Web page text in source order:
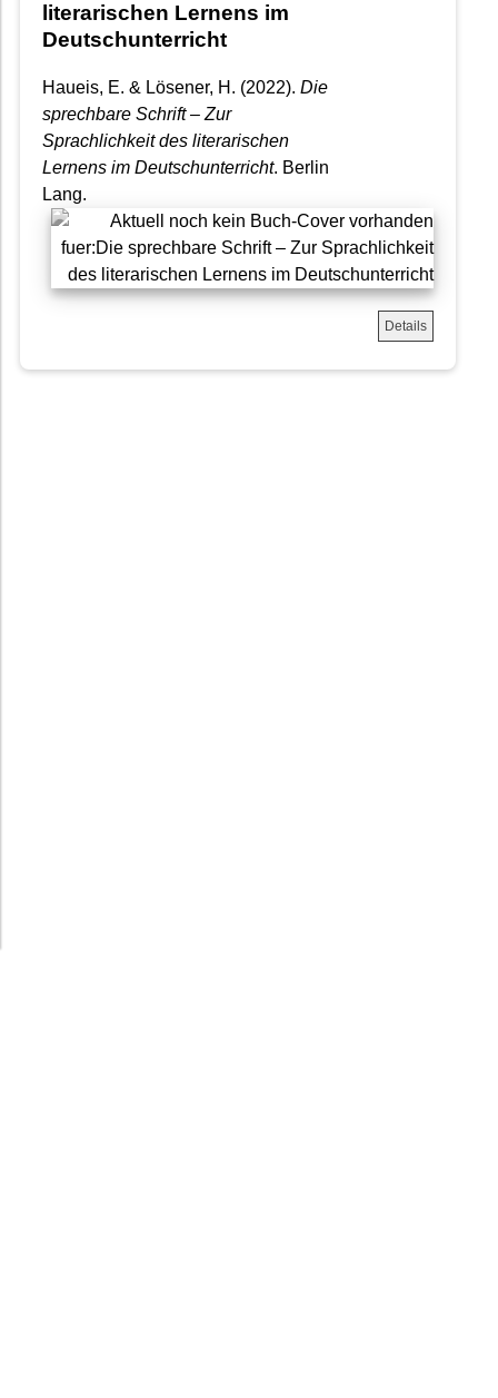
literarischen Lernens im
Deutschunterricht
Haueis, E. & Lösener, H. (2022). Die
sprechbare Schrift – Zur
Sprachlichkeit des literarischen
Lernens im Deutschunterricht. Berlin
Lang.
Details